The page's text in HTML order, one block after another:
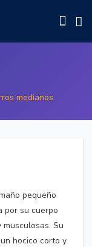
medianos
pequeño
por su cuerpo
Su
hocico corto y